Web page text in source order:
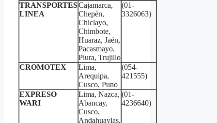
TRANSPORTES
LINEA
Cajamarca,
Chepén,
Chiclayo,
Chimbote,
Huaraz, Jaén,
Pacasmayo,
Piura, Trujillo
(01-
3326063)
CROMOTEX
Lima,
Arequipa,
Cusco, Puno
(054-
421555)
EXPRESO
WARI
Lima, Nazca,
Abancay,
Cusco,
Andahuaylas,
(01-
4236640)